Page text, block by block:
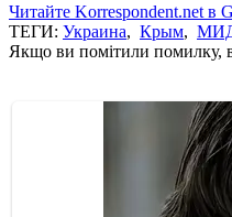
Читайте Korrespondent.net в
ТЕГИ: Украина, Крым,
Якщо ви помітили помилку,